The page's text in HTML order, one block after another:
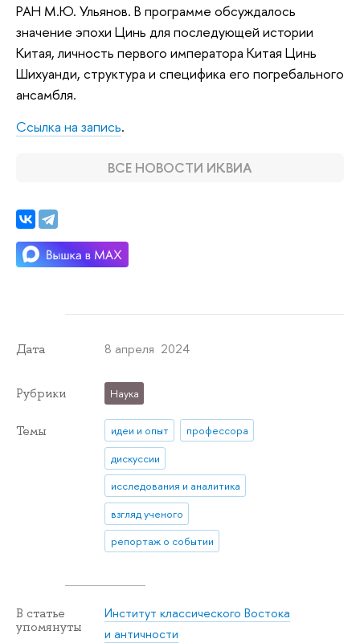
РАН М.Ю. Ульянов. В программе обсуждалось
значение эпохи Цинь для последующей истории
Китая, личность первого императора Китая Цинь
Шихуанди, структура и специфика его погребального
ансамбля.
Ссылка на запись.
ВСЕ НОВОСТИ ИКВИА
Дата 8 апреля 2024
Рубрики Наука
Темы идеи и опыт
профессора
дискуссии
исследования и аналитика
взгляд ученого
репортаж о событии
В статье
упомянуты
Институт классического Востока
и античности